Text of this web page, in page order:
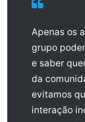
Apenas os
grupo
e saber
da
evitamos
interação